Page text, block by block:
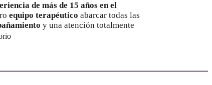
de más de 15 años en el
equipo terapéutico abarcar todas las
y una atención totalmente